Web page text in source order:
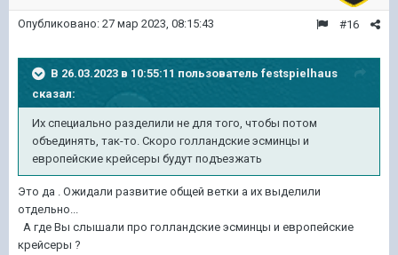
#16
Опубликовано: 27 мар 2023, 08:15:43
В 26.03.2023 в 10:55:11 пользователь festspielhaus
сказал:
Их специально разделили не для того, чтобы потом
объединять, так-то. Скоро голландские эсминцы и
европейские крейсеры будут подъезжать
Это да . Ожидали развитие общей ветки а их выделили
отдельно...
А где Вы слышали про голландские эсминцы и европейские
крейсеры ?